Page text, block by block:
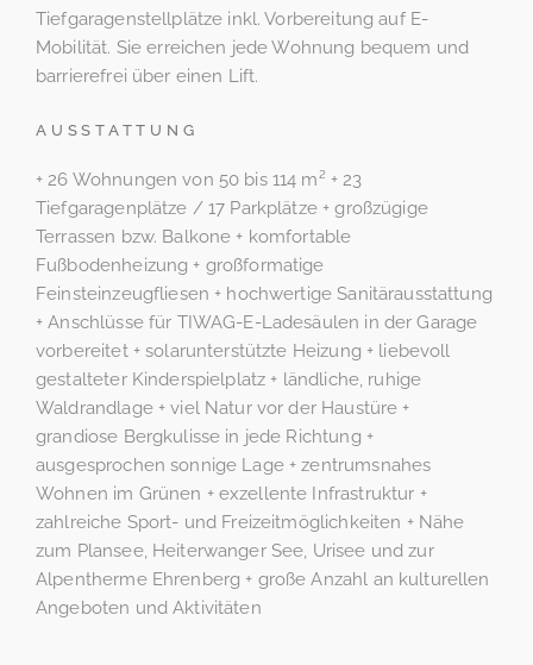
Tiefgaragenstellplätze inkl. Vorbereitung auf E-
Mobilität. Sie erreichen jede Wohnung bequem und
barrierefrei über einen Lift.
AUSSTATTUNG
+ 26 Wohnungen von 50 bis 114 m² + 23
Tiefgaragenplätze / 17 Parkplätze + großzügige
Terrassen bzw. Balkone + komfortable
Fußbodenheizung + großformatige
Feinsteinzeugfliesen + hochwertige Sanitärausstattung
+ Anschlüsse für TIWAG-E-Ladesäulen in der Garage
vorbereitet + solarunterstützte Heizung + liebevoll
gestalteter Kinderspielplatz + ländliche, ruhige
Waldrandlage + viel Natur vor der Haustüre +
grandiose Bergkulisse in jede Richtung +
ausgesprochen sonnige Lage + zentrumsnahes
Wohnen im Grünen + exzellente Infrastruktur +
zahlreiche Sport- und Freizeitmöglichkeiten + Nähe
zum Plansee, Heiterwanger See, Urisee und zur
Alpentherme Ehrenberg + große Anzahl an kulturellen
Angeboten und Aktivitäten